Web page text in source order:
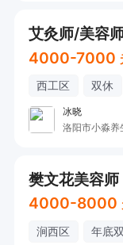
艾灸师/美容
4000-7000
西工区 双休
冰晓
洛阳市小淼养
4000-8000
涧西区 年底